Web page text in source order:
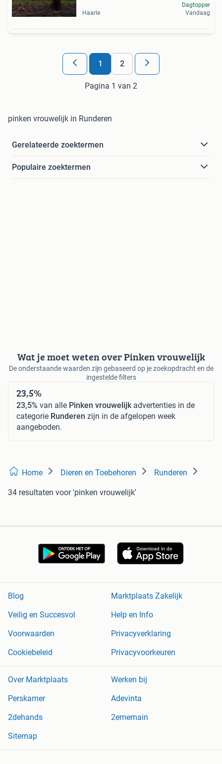
Haarle
Dagtopper
Vandaag
1 2
Pagina 1 van 2
pinken vrouwelijk in Runderen
Gerelateerde zoektermen
Populaire zoektermen
Wat je moet weten over Pinken vrouwelijk
De onderstaande waarden zijn gebaseerd op je zoekopdracht en de
ingestelde filters
23,5%
23,5% van alle Pinken vrouwelijk advertenties in de
categorie Runderen zijn in de afgelopen week
aangeboden.
Home Dieren en Toebehoren Runderen
34 resultaten voor 'pinken vrouwelijk'
Blog
Marktplaats Zakelijk
Veilig en Succesvol
Help en Info
Voorwaarden
Privacyverklaring
Cookiebeleid
Privacyvoorkeuren
Over Marktplaats
Werken bij
Perskamer
Adevinta
2dehands
2ememain
Sitemap